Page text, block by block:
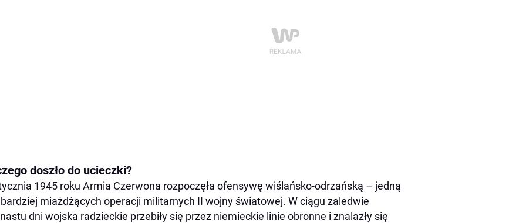
doszło do ucieczki?
1945 roku Armia Czerwona rozpoczęła ofensywę wiślańsko-odrzańską – jedną
miażdżących operacji militarnych II wojny światowej. W ciągu zaledwie
dni wojska radzieckie przebiły się przez niemieckie linie obronne i znalazły się